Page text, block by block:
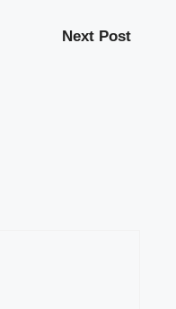
Next Post